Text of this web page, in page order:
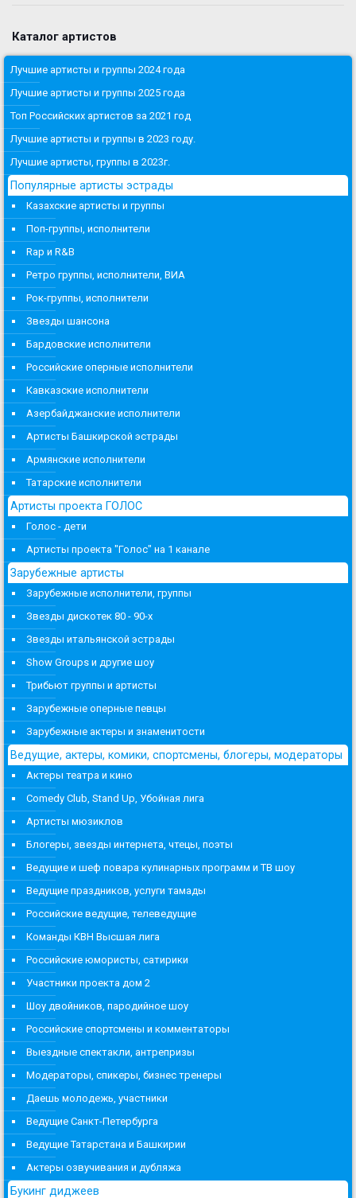
Каталог артистов
Лучшие артисты и группы 2024 года
Лучшие артисты и группы 2025 года
Топ Российских артистов за 2021 год
Лучшие артисты и группы в 2023 году.
Лучшие артисты, группы в 2023г.
Популярные артисты эстрады
Казахские артисты и группы
Поп-группы, исполнители
Rap и R&B
Ретро группы, исполнители, ВИА
Рок-группы, исполнители
Звезды шансона
Бардовские исполнители
Российские оперные исполнители
Кавказские исполнители
Азербайджанские исполнители
Артисты Башкирской эстрады
Армянские исполнители
Татарские исполнители
Артисты проекта ГОЛОС
Голос - дети
Артисты проекта "Голос" на 1 канале
Зарубежные артисты
Зарубежные исполнители, группы
Звезды дискотек 80 - 90-х
Звезды итальянской эстрады
Show Groups и другие шоу
Трибьют группы и артисты
Зарубежные оперные певцы
Зарубежные актеры и знаменитости
Ведущие, актеры, комики, спортсмены, блогеры, модераторы
Актеры театра и кино
Comedy Club, Stand Up, Убойная лига
Артисты мюзиклов
Блогеры, звезды интернета, чтецы, поэты
Ведущие и шеф повара кулинарных программ и ТВ шоу
Ведущие праздников, услуги тамады
Российские ведущие, телеведущие
Команды КВН Высшая лига
Российские юмористы, сатирики
Участники проекта дом 2
Шоу двойников, пародийное шоу
Российские спортсмены и комментаторы
Выездные спектакли, антрепризы
Модераторы, спикеры, бизнес тренеры
Даешь молодежь, участники
Ведущие Санкт-Петербурга
Ведущие Татарстана и Башкирии
Актеры озвучивания и дубляжа
Букинг диджеев